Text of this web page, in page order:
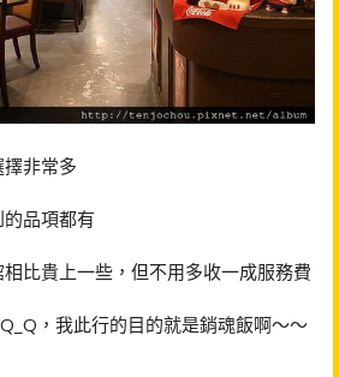
非常多
品項都有
比貴上一些，但不用多收一成服務費
，我此行的目的就是銷魂飯啊～～